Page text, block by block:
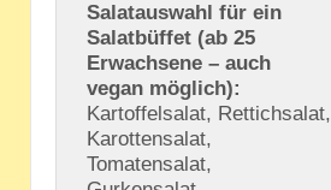
Salatauswahl für ein
Salatbüffet (ab 25
Erwachsene – auch
vegan möglich):
Kartoffelsalat, Rettichsalat,
Karottensalat,
Tomatensalat,